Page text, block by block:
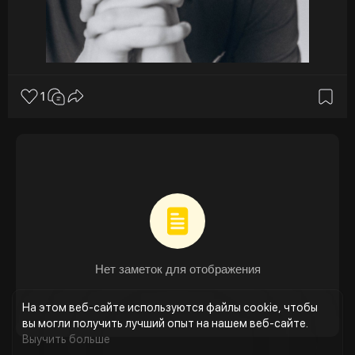
На этом веб-сайте используются файлы cookie, чтобы
вы могли получить лучший опыт на нашем веб-сайте.
Выучить больше
1
Нет заметок для отображения